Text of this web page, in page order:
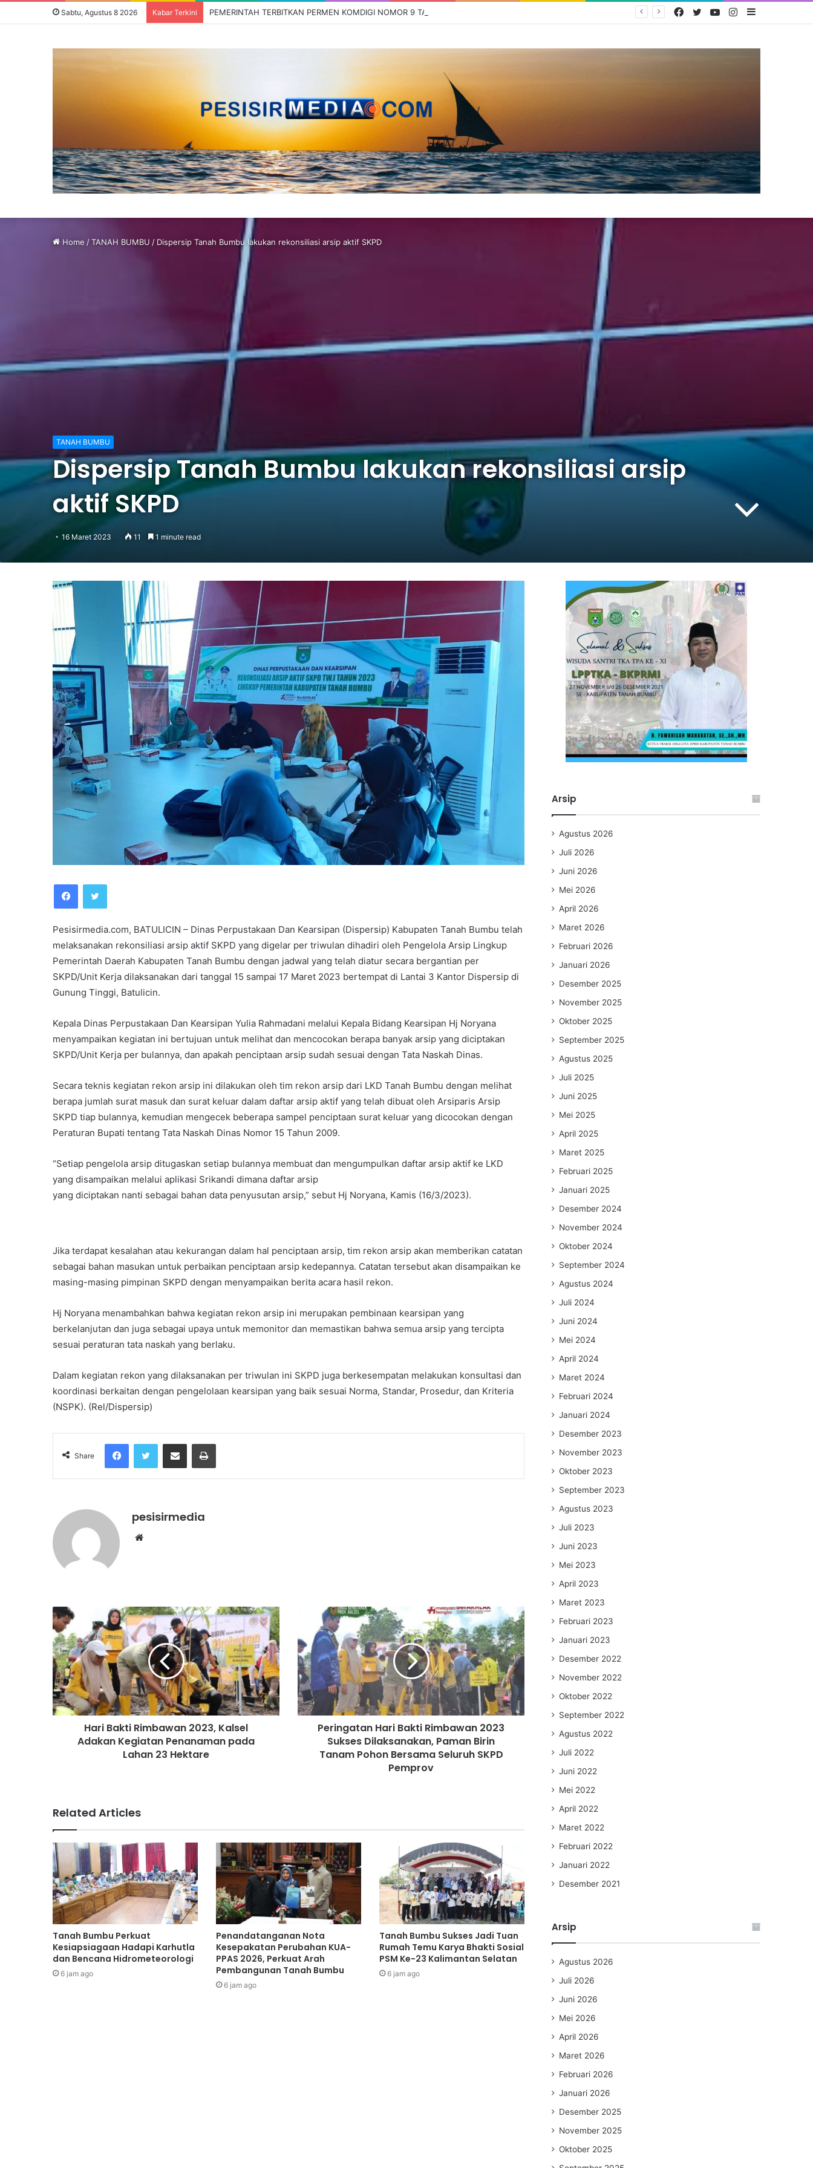
Sabtu, Agustus 8 2026 Kabar Terkini Sidebar
Instagram
YouTube
Twitter
Facebook
Home /TANAH BUMBU / Dispersip Tanah Bumbu lakukan rekonsiliasi arsip aktif SKPD
TANAH BUMBU
Dispersip Tanah Bumbu lakukan rekonsiliasi arsip
aktif SKPD
16 Maret 2023 11 1 minute read
FacebookTwitter
Pesisirmedia.com, BATULICIN – Dinas Perpustakaan Dan Kearsipan (Dispersip) Kabupaten Tanah Bumbu telah
melaksanakan rekonsiliasi arsip aktif SKPD yang digelar per triwulan dihadiri oleh Pengelola Arsip Lingkup
Pemerintah Daerah Kabupaten Tanah Bumbu dengan jadwal yang telah diatur secara bergantian per
SKPD/Unit Kerja dilaksanakan dari tanggal 15 sampai 17 Maret 2023 bertempat di Lantai 3 Kantor Dispersip di
Gunung Tinggi, Batulicin.
Kepala Dinas Perpustakaan Dan Kearsipan Yulia Rahmadani melalui Kepala Bidang Kearsipan Hj Noryana
menyampaikan kegiatan ini bertujuan untuk melihat dan mencocokan berapa banyak arsip yang diciptakan
SKPD/Unit Kerja per bulannya, dan apakah penciptaan arsip sudah sesuai dengan Tata Naskah Dinas.
Secara teknis kegiatan rekon arsip ini dilakukan oleh tim rekon arsip dari LKD Tanah Bumbu dengan melihat
berapa jumlah surat masuk dan surat keluar dalam daftar arsip aktif yang telah dibuat oleh Arsiparis Arsip
SKPD tiap bulannya, kemudian mengecek beberapa sampel penciptaan surat keluar yang dicocokan dengan
Peraturan Bupati tentang Tata Naskah Dinas Nomor 15 Tahun 2009.
“Setiap pengelola arsip ditugaskan setiap bulannya membuat dan mengumpulkan daftar arsip aktif ke LKD
yang disampaikan melalui aplikasi Srikandi dimana daftar arsip
yang diciptakan nanti sebagai bahan data penyusutan arsip,” sebut Hj Noryana, Kamis (16/3/2023).
Jika terdapat kesalahan atau kekurangan dalam hal penciptaan arsip, tim rekon arsip akan memberikan catatan
sebagai bahan masukan untuk perbaikan penciptaan arsip kedepannya. Catatan tersebut akan disampaikan ke
masing-masing pimpinan SKPD dengan menyampaikan berita acara hasil rekon.
Hj Noryana menambahkan bahwa kegiatan rekon arsip ini merupakan pembinaan kearsipan yang
berkelanjutan dan juga sebagai upaya untuk memonitor dan memastikan bahwa semua arsip yang tercipta
sesuai peraturan tata naskah yang berlaku.
Dalam kegiatan rekon yang dilaksanakan per triwulan ini SKPD juga berkesempatan melakukan konsultasi dan
koordinasi berkaitan dengan pengelolaan kearsipan yang baik sesuai Norma, Standar, Prosedur, dan Kriteria
(NSPK). (Rel/Dispersip)
Share
FacebookTwitter Share via Email Print
pesisirmedia
Website
Hari Bakti Rimbawan 2023, Kalsel
Adakan Kegiatan Penanaman pada
Lahan 23 Hektare
Peringatan Hari Bakti Rimbawan 2023
Sukses Dilaksanakan, Paman Birin
Tanam Pohon Bersama Seluruh SKPD
Pemprov
Related Articles
Tanah Bumbu Perkuat
Kesiapsiagaan Hadapi Karhutla
dan Bencana Hidrometeorologi
6 jam ago
Penandatanganan Nota
Kesepakatan Perubahan KUA-
PPAS 2026, Perkuat Arah
Pembangunan Tanah Bumbu
6 jam ago
Tanah Bumbu Sukses Jadi Tuan
Rumah Temu Karya Bhakti Sosial
PSM Ke-23 Kalimantan Selatan
6 jam ago
Arsip
Agustus 2026
Juli 2026
Juni 2026
Mei 2026
April 2026
Maret 2026
Februari 2026
Januari 2026
Desember 2025
November 2025
Oktober 2025
September 2025
Agustus 2025
Juli 2025
Juni 2025
Mei 2025
April 2025
Maret 2025
Februari 2025
Januari 2025
Desember 2024
November 2024
Oktober 2024
September 2024
Agustus 2024
Juli 2024
Juni 2024
Mei 2024
April 2024
Maret 2024
Februari 2024
Januari 2024
Desember 2023
November 2023
Oktober 2023
September 2023
Agustus 2023
Juli 2023
Juni 2023
Mei 2023
April 2023
Maret 2023
Februari 2023
Januari 2023
Desember 2022
November 2022
Oktober 2022
September 2022
Agustus 2022
Juli 2022
Juni 2022
Mei 2022
April 2022
Maret 2022
Februari 2022
Januari 2022
Desember 2021
Arsip
Agustus 2026
Juli 2026
Juni 2026
Mei 2026
April 2026
Maret 2026
Februari 2026
Januari 2026
Desember 2025
November 2025
Oktober 2025